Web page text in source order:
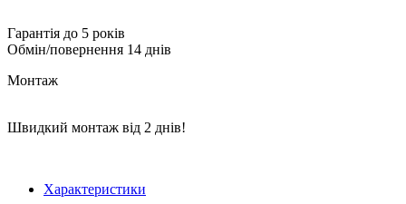
Гарантія до 5 років
Обмін/повернення 14 днів
Монтаж
Швидкий монтаж від 2 днів!
Характеристики